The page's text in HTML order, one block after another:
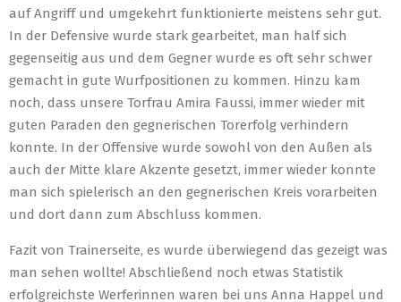
auf Angriff und umgekehrt funktionierte meistens sehr gut.
In der Defensive wurde stark gearbeitet, man half sich
gegenseitig aus und dem Gegner wurde es oft sehr schwer
gemacht in gute Wurfpositionen zu kommen. Hinzu kam
noch, dass unsere Torfrau Amira Faussi, immer wieder mit
guten Paraden den gegnerischen Torerfolg verhindern
konnte. In der Offensive wurde sowohl von den Außen als
auch der Mitte klare Akzente gesetzt, immer wieder konnte
man sich spielerisch an den gegnerischen Kreis vorarbeiten
und dort dann zum Abschluss kommen.
Fazit von Trainerseite, es wurde überwiegend das gezeigt was
man sehen wollte! Abschließend noch etwas Statistik
erfolgreichste Werferinnen waren bei uns Anna Happel und